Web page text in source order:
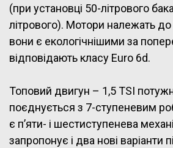
(при установці 50-літрового
літрового). Мотори належать до
вони є екологічнішими за
відповідають класу Euro 6d.
Топовий двигун – 1,5 TSI
поєднується з 7-ступеневим
є п’яти- і шестиступенева
запропонує і два нові варіанти